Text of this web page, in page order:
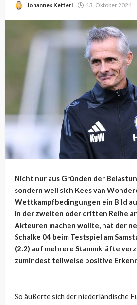
Johannes Ketterl 13. Oktober 2024
Nicht nur aus Gründen der
sondern weil sich Kees van
Wettkampfbedingungen ein Bild
in der zweiten oder dritten Reihe
Akteuren machen wollte, hat der
Schalke 04 beim Testspiel am
(2:2) auf mehrere Stammkräfte
zumindest teilweise positive
So äußerte sich der niederländische